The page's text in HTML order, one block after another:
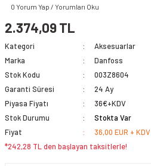
0 Yorum Yap / Yorumları Oku
2.374,09 TL
Kategori
Aksesuarlar
Marka
Danfoss
Stok Kodu
003Z8604
Garanti Süresi
24 Ay
Piyasa Fiyatı
36€+KDV
Stok Durumu
Stokta Var
Fiyat
36,00 EUR + KDV
*242,28 TL den başlayan taksitlerle!